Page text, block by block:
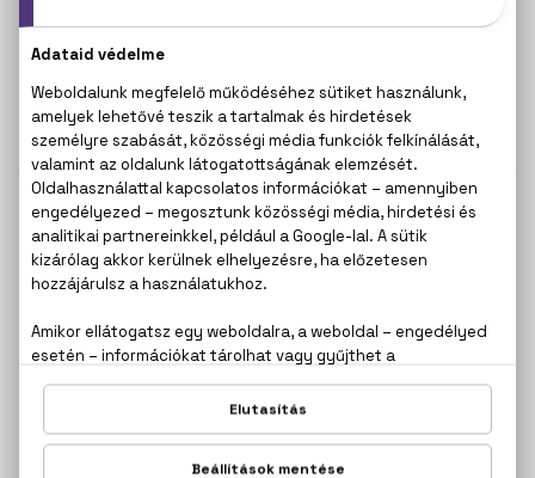
Touch
Parfümös testpermet
250 ml
3.770 Ft
250 ml
3.770 Ft
Beauty
Parfümös testpermet
Dream
Parfümös testpermet